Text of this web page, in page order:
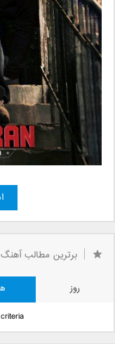
برترین مطالب
روز